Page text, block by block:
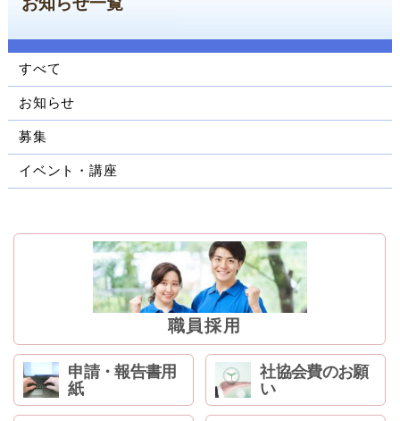
ー
へ
ャ
ッ
ン
すべて
お知らせ
募集
イベント・講座
職員採用
申請・報告書用
紙
社協会費のお願
い